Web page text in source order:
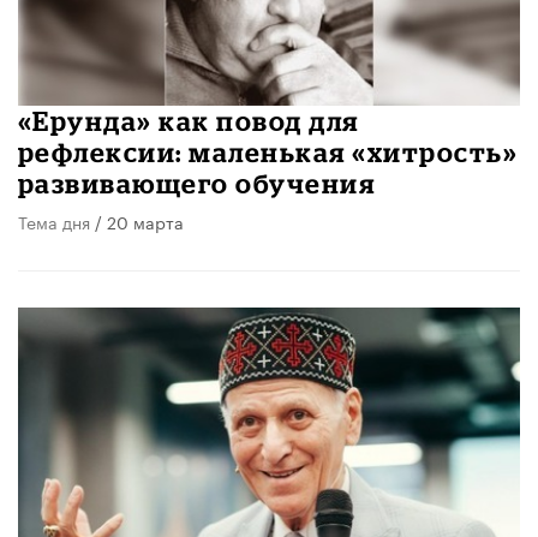
«Ерунда» как повод для
рефлексии: маленькая «хитрость»
развивающего обучения
Тема дня / 20 марта